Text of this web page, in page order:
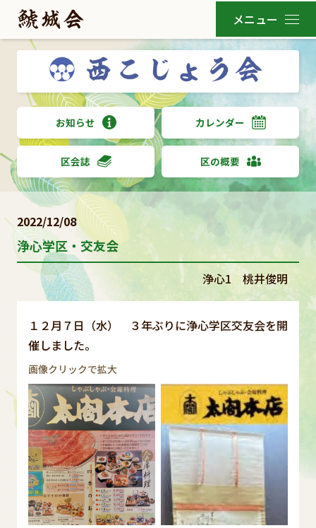
お知らせ カレンダー
区会誌 区の概要
2022/12/08
浄心学区・交友会
浄心1 桃井俊明
１２月７日（水） ３年ぶりに浄心学区交友会を開
催しました。
画像クリックで拡大